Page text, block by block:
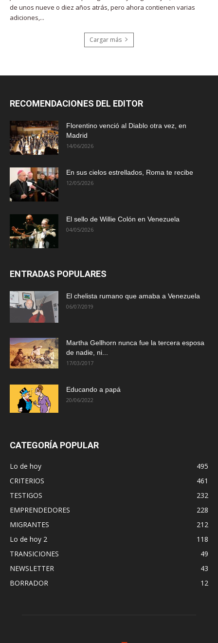
de unos nueve o diez años atrás, pero ahora contienen varias
adiciones,...
Cargar más
RECOMENDACIONES DEL EDITOR
Florentino venció al Diablo otra vez, en
Madrid
14/06/2026
En sus cielos estrellados, Roma te recibe
12/05/2026
El sello de Willie Colón en Venezuela
04/05/2026
ENTRADAS POPULARES
El chelista rumano que amaba a Venezuela
06/07/2019
Martha Gellhorn nunca fue la tercera esposa
de nadie, ni...
17/03/2017
Educando a papá
20/06/2022
CATEGORÍA POPULAR
Lo de hoy
495
CRITERIOS
461
TESTIGOS
232
EMPRENDEDORES
228
MIGRANTES
212
Lo de hoy 2
118
TRANSICIONES
49
NEWSLETTER
43
BORRADOR
12